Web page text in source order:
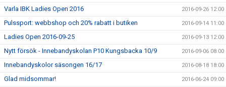
Varla IBK Ladies Open 2016 2016-09-26 12:00
Pulssport: webbshop och 20% rabatt i butiken 2016-09-14 11:00
Ladies Open 2016-09-25 2016-09-13 12:00
Nytt försök - Innebandyskolan P10 Kungsbacka 10/9 2016-09-06 08:00
Innebandyskolor säsongen 16/17 2016-08-18 18:00
Glad midsommar! 2016-06-24 09:00